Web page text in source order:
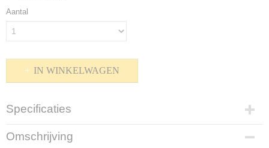
Aantal
IN WINKELWAGEN
Specificaties
Productcode
P-803056
Omschrijving